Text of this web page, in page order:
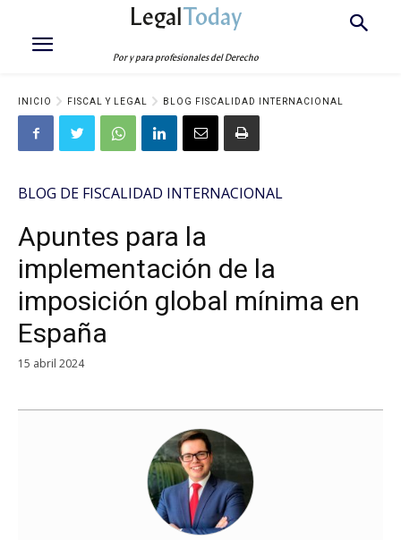
LegalToday
Por y para profesionales del Derecho
INICIO FISCAL Y LEGAL BLOG FISCALIDAD INTERNACIONAL
BLOG DE FISCALIDAD INTERNACIONAL
Apuntes para la
implementación de la
imposición global mínima en
España
15 abril 2024